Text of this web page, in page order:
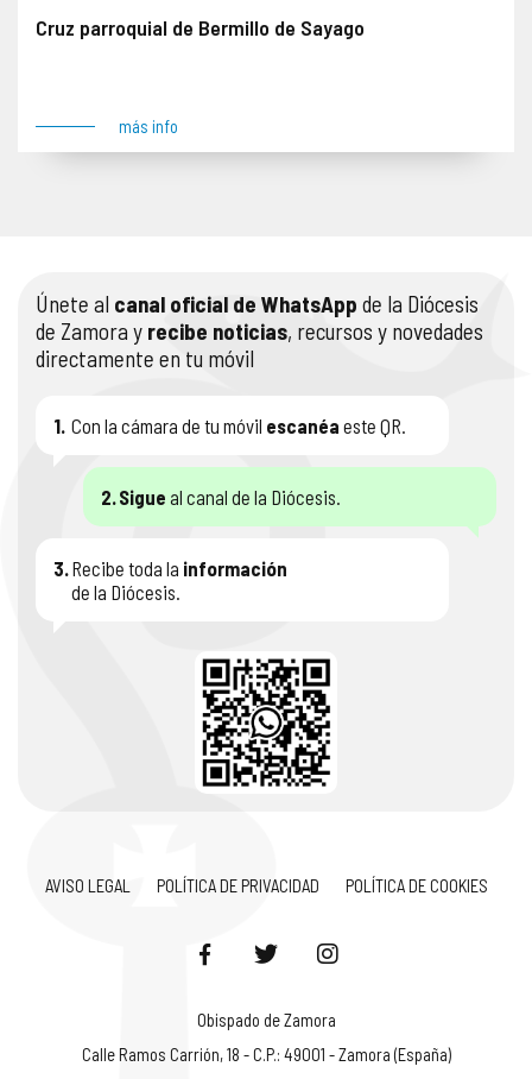
Cruz parroquial de Bermillo de Sayago
más info
Únete al canal oficial de WhatsApp de la Diócesis
de Zamora y recibe noticias, recursos y novedades
directamente en tu móvil
1. Con la cámara de tu móvil escanéa este QR.
2. Sigue al canal de la Diócesis.
3. Recibe toda la información
de la Diócesis.
AVISO LEGAL POLÍTICA DE PRIVACIDAD POLÍTICA DE COOKIES
Obispado de Zamora
Calle Ramos Carrión, 18 - C.P.: 49001 - Zamora (España)